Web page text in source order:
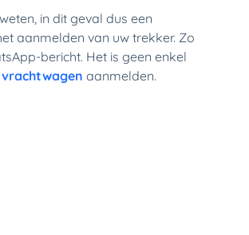
in dit geval dus een
aanmelden van uw trekker. Zo
bericht. Het is geen enkel
vrachtwagen aanmelden.